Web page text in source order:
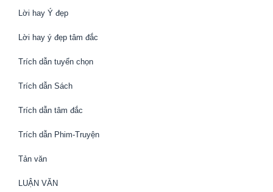
Lời hay Ý đẹp
Lời hay ý đẹp tâm đắc
Trích dẫn tuyển chọn
Trích dẫn Sách
Trích dẫn tâm đắc
Trích dẫn Phim-Truyện
Tản văn
LUẬN VĂN